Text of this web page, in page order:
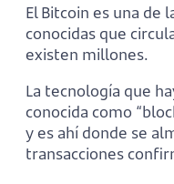
El Bitcoin es una de
conocidas que
existen millones.
La tecnología que
conocida como
y es ahí donde se
transacciones